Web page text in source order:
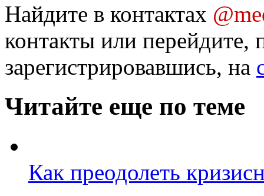
Найдите в контактах
контакты или перейдите,
зарегистрировавшись, на
Читайте еще по теме
Как преодолеть